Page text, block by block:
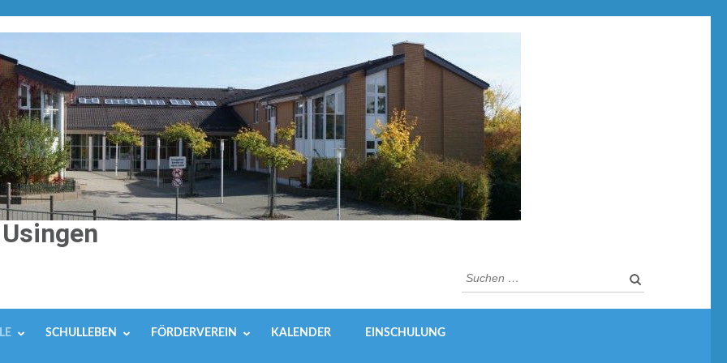
Suchen
nach:
SCHULLEBEN FÖRDERVEREIN KALENDER EINSCHULUNG